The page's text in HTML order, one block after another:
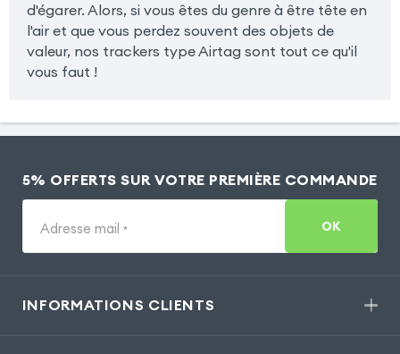
d'égarer. Alors, si vous êtes du genre à être tête en
l'air et que vous perdez souvent des objets de
valeur, nos trackers type Airtag sont tout ce qu'il
vous faut !
5% OFFERTS SUR VOTRE PREMIÈRE COMMANDE
Adresse mail * OK
INFORMATIONS CLIENTS